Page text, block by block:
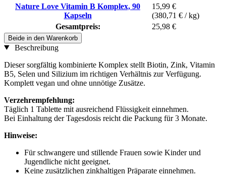
Nature Love Vitamin B Komplex, 90
Kapseln
15,99 €
(380,71 € / kg)
Gesamtpreis:
25,98 €
Beide in den Warenkorb
Beschreibung
Dieser sorgfältig kombinierte Komplex stellt Biotin, Zink, Vitamin
B5, Selen und Silizium im richtigen Verhältnis zur Verfügung.
Komplett vegan und ohne unnötige Zusätze.
Verzehrempfehlung:
Täglich 1 Tablette mit ausreichend Flüssigkeit einnehmen.
Bei Einhaltung der Tagesdosis reicht die Packung für 3 Monate.
Hinweise:
Für schwangere und stillende Frauen sowie Kinder und
Jugendliche nicht geeignet.
Keine zusätzlichen zinkhaltigen Präparate einnehmen.